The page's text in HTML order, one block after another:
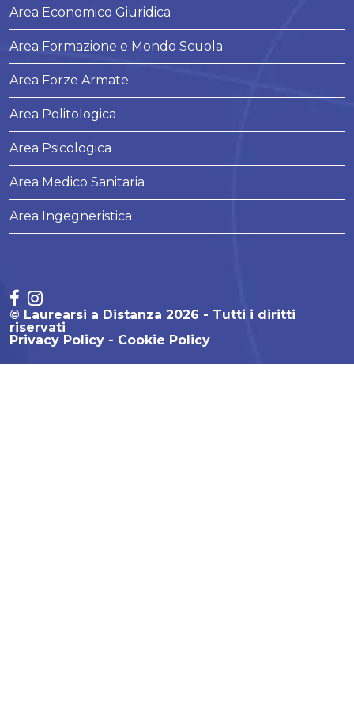
Area Economico Giuridica
Area Formazione e Mondo Scuola
Area Forze Armate
Area Politologica
Area Psicologica
Area Medico Sanitaria
Area Ingegneristica
© Laurearsi a Distanza 2026 - Tutti i diritti
riservati
Privacy Policy
Cookie Policy